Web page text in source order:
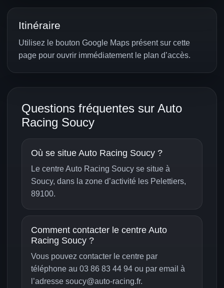
Itinéraire
Utilisez le bouton Google Maps présent sur cette
page pour ouvrir immédiatement le plan d’accès.
Questions fréquentes sur Auto
Racing Soucy
Où se situe Auto Racing Soucy ?
Le centre Auto Racing Soucy se situe à
Soucy, dans la zone d’activité les Pelettiers,
89100.
Comment contacter le centre Auto
Racing Soucy ?
Vous pouvez contacter le centre par
téléphone au 03 86 83 44 94 ou par email à
l’adresse soucy@auto-racing.fr.